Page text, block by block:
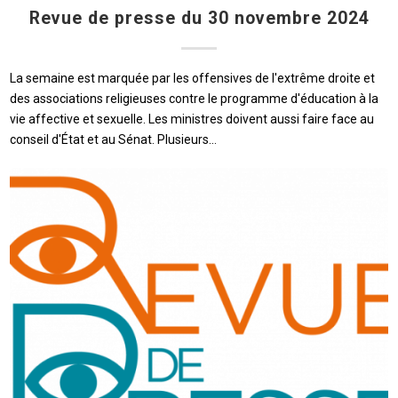
Revue de presse du 30 novembre 2024
La semaine est marquée par les offensives de l'extrême droite et
des associations religieuses contre le programme d'éducation à la
vie affective et sexuelle. Les ministres doivent aussi faire face au
conseil d'État et au Sénat. Plusieurs…